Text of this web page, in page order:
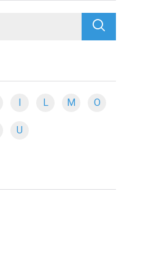
Search
L M O
U